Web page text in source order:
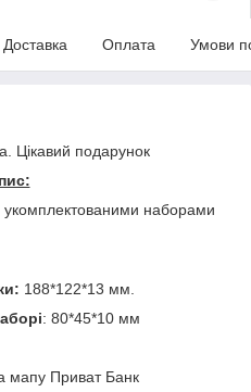
Доставка Оплата Умови
Цікавий подарунок
укомплектованими наборами
188*122*13 мм.
: 80*45*10 мм
Приват Банк